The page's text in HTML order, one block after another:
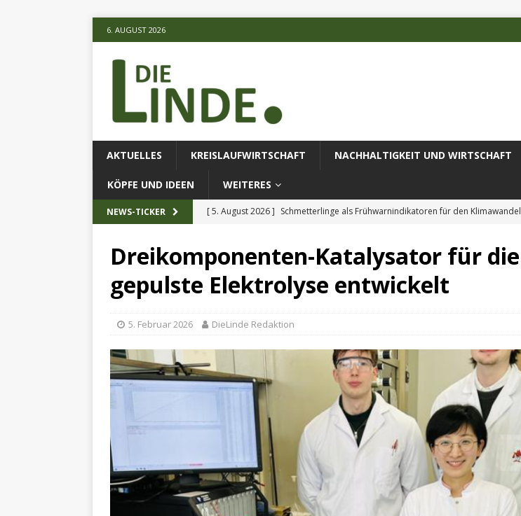
6. AUGUST 2026
AKTUELLES KREISLAUFWIRTSCHAFT NACHHALTIGKEIT UND WIRTSCHAFT
KÖPFE UND IDEEN WEITERES
NEWS-TICKER [ 5. August 2026 ] Schmetterlinge als Frühwarnindikatoren für den Klimawandel
[ 5. August 2026 ]
Die unterschätzten Klimafolgen
AKTUELLES
[ 5. August 2026 ] Verbesserung des Recyclingprozesses im Textilbereich
Dreikomponenten-Katalysator für die
gepulste Elektrolyse entwickelt
5. Februar 2026 DieLinde Redaktion